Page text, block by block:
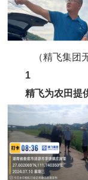
（精飞集团
1
精飞为农田提